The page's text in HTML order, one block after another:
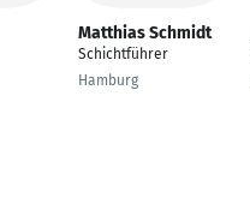
Matthias Schmidt
Schichtführer
Hamburg